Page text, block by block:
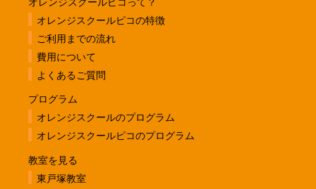
オレンジスクールピコの特徴
ご利用までの流れ
費用について
よくあるご質問
プログラム
オレンジスクールのプログラム
オレンジスクールピコのプログラム
教室を見る
東戸塚教室